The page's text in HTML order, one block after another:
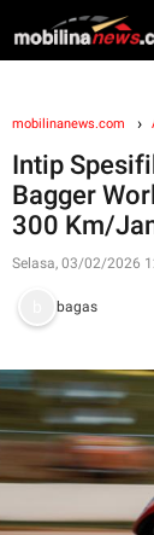
mobilinanews.com
Intip
Bagger
300 Km/
Selasa, 03/02/2026
bagas